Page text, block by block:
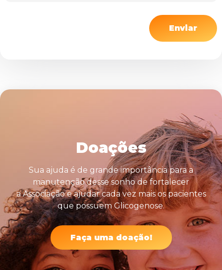
Enviar
Doações
Sua ajuda é de grande importância para a
manutenção desse sonho de fortalecer
a Associação e ajudar cada vez mais os pacientes
que possuem Glicogenose.
Faça uma doação!